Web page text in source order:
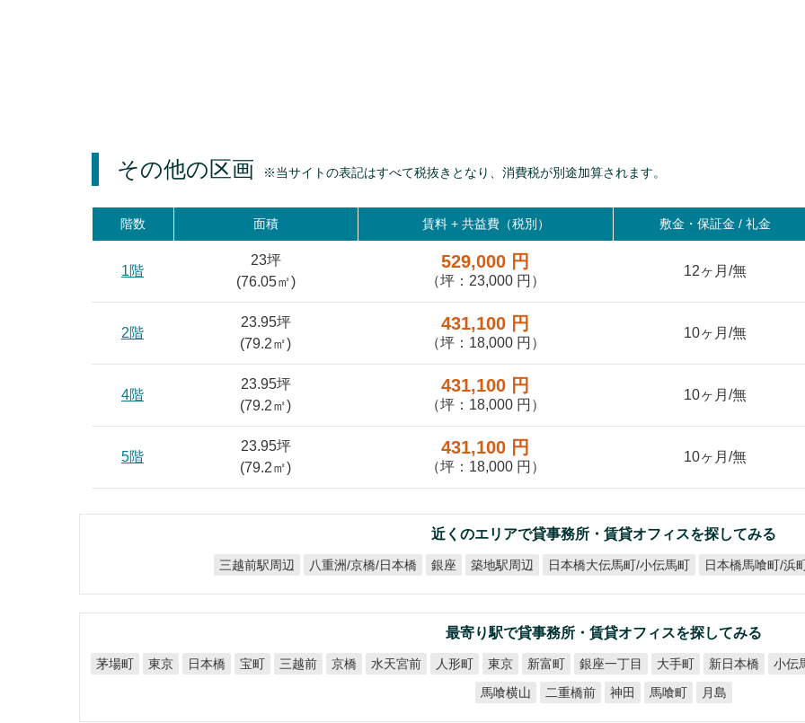
その他の区画 ※当サイトの表記はすべて税抜きとなり、消費税が別途加算されます。
階数 面積 賃料 +共益費（税別） 敷金・保証金 / 礼金
1階
23坪
(76.05㎡)
529,000 円
（坪：23,000 円）
12ヶ月/無
2階
23.95坪
(79.2㎡)
431,100 円
（坪：18,000 円）
10ヶ月/無
4階
23.95坪
(79.2㎡)
431,100 円
（坪：18,000 円）
10ヶ月/無
5階
23.95坪
(79.2㎡)
431,100 円
（坪：18,000 円）
10ヶ月/無
近くのエリアで貸事務所・賃貸オフィスを探してみる
三越前駅周辺 八重洲/京橋/日本橋 銀座 築地駅周辺 日本橋大伝馬町/小伝馬町 日本橋馬喰町/浜
最寄り駅で貸事務所・賃貸オフィスを探してみる
茅場町 東京 日本橋 宝町 三越前 京橋 水天宮前 人形町 東京 新富町 銀座一丁目 大手町 新日本橋 小伝
馬喰横山
二重橋前 神田 馬喰町 月島